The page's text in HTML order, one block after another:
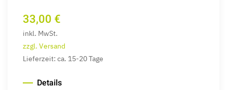
33,00 €
inkl. MwSt.
zzgl. Versand
Lieferzeit: ca. 15-20 Tage
Details